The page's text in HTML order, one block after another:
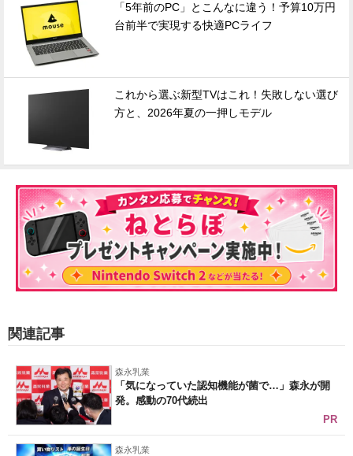
「5年前のPC」とこんなに違う！予算10万円
台前半で実現する快適PCライフ
これから選ぶ新型TVはこれ！失敗しない選び
方と、2026年夏の一押しモデル
関連記事
森永乳業
「気になっていた認知機能が菌で…」森永が開
発。感動の70代続出
PR
森永乳業